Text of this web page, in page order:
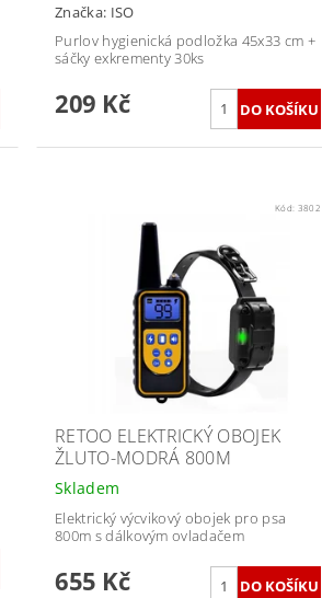
Značka: ISO
Purlov hygienická podložka 45x33 cm +
sáčky exkrementy 30ks
209 Kč
Kód: 3802
RETOO ELEKTRICKÝ OBOJEK
ŽLUTO-MODRÁ 800M
Skladem
Elektrický výcvikový obojek pro psa
800m s dálkovým ovladačem
655 Kč